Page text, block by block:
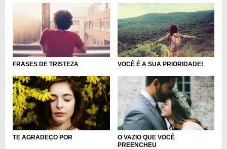
FRASES DE TRISTEZA VOCÊ É A SUA PRIORIDADE!
TE AGRADEÇO POR
O VAZIO QUE VOCÊ
PREENCHEU